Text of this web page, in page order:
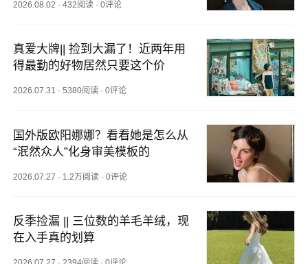
2026.08.02 ·432阅读 ·0评论
真爱大牌|| 捡到大漏了！近两年用
得最勤的好物居然只要这个价
2026.07.31 ·5380阅读 ·0评论
国外版欧阳娜娜？看看她是怎么从
“泯然众人”化身审美模板的
2026.07.27 · 1.2万阅读 ·0评论
反季捡漏 || 三位数的羊毛羊绒，现
在入手真的划算